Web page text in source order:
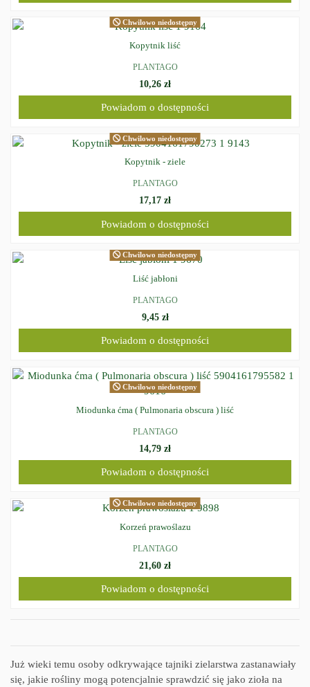
Chwilowo niedostępny
Kopytnik liść
PLANTAGO
10,26 zł
Powiadom o dostępności
Chwilowo niedostępny
Kopytnik - ziele
PLANTAGO
17,17 zł
Powiadom o dostępności
Chwilowo niedostępny
Liść jabłoni
PLANTAGO
9,45 zł
Powiadom o dostępności
Chwilowo niedostępny
Miodunka ćma ( Pulmonaria obscura ) liść
PLANTAGO
14,79 zł
Powiadom o dostępności
Chwilowo niedostępny
Korzeń prawoślazu
PLANTAGO
21,60 zł
Powiadom o dostępności
Już wieki temu osoby odkrywające tajniki zielarstwa zastanawiały
się, jakie rośliny mogą potencjalnie sprawdzić się jako zioła na